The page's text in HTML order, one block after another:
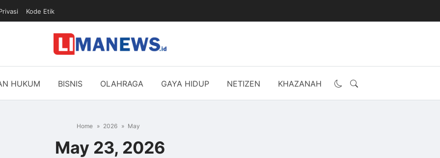
Kode Etik
HUKUM BISNIS OLAHRAGA GAYA HIDUP NETIZEN KHAZANAH
Home 2026 May
May 23, 2026